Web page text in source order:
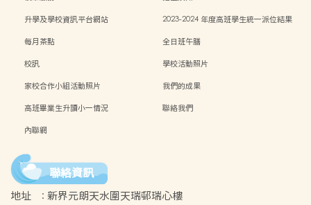
升學及學校資訊平台網站
2023-2024 年度高班學生統一派位結果
每月茶點
全日班午膳
校訊
學校活動照片
家校合作小組活動照片
我們的成果
高班畢業生升讀小一情況
聯絡我們
內聯網
聯絡資訊
地址 : 新界元朗天水圍天瑞邨瑞心樓